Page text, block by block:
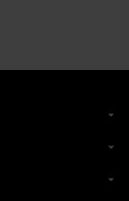
arrow_drop_down
arrow_drop_down
arrow_drop_down